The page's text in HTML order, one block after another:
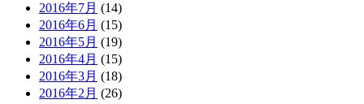
2016年7月 (14)
2016年6月 (15)
2016年5月 (19)
2016年4月 (15)
2016年3月 (18)
2016年2月 (26)